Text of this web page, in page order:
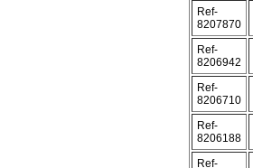
Ref-
8207870
Ref-
8206942
Ref-
8206710
Ref-
8206188
Ref-